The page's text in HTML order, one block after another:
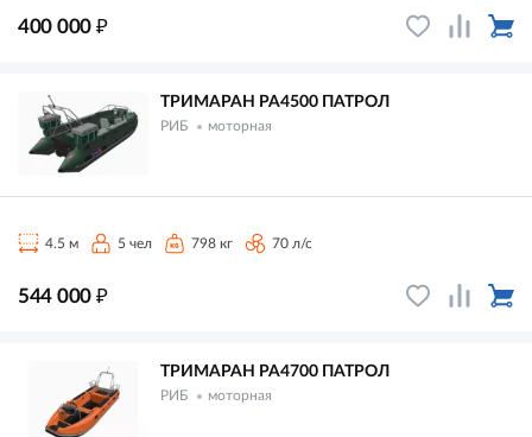
400 000 ₽
ТРИМАРАН РА4500 ПАТРОЛ
РИБ моторная
4.5 м 5 чел 798 кг 70 л/с
544 000 ₽
ТРИМАРАН РА4700 ПАТРОЛ
РИБ моторная